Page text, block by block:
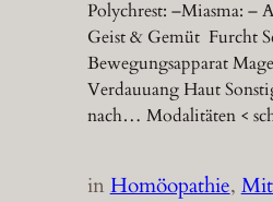
Polychrest: –Miasma: –
Geist & Gemüt Furcht
Bewegungsapparat
Verdauuang Haut
nach… Modalitäten <
inHomöopathie,